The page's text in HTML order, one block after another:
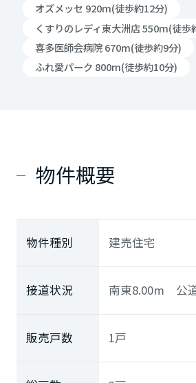
オズメッセ 920m(徒歩約12分)
くすりのレディ東大洲店 550m(徒歩
喜多医師会病院 670m(徒歩約9分)
ふれ愛パーク 800m(徒歩約10分)
物件概要
物件種別 建売住宅
接道状況 南東8.00m 公
販売戸数 1戸